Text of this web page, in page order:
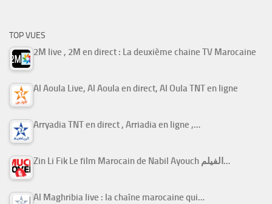
TOP VUES
2M live , 2M en direct : La deuxième chaine TV Marocaine
Al Aoula Live, Al Aoula en direct, Al Oula TNT en ligne
Arryadia TNT en direct , Arriadia en ligne ,…
Zin Li Fik Le film Marocain de Nabil Ayouch الفيلم…
Al Maghribia live : la chaîne marocaine qui…